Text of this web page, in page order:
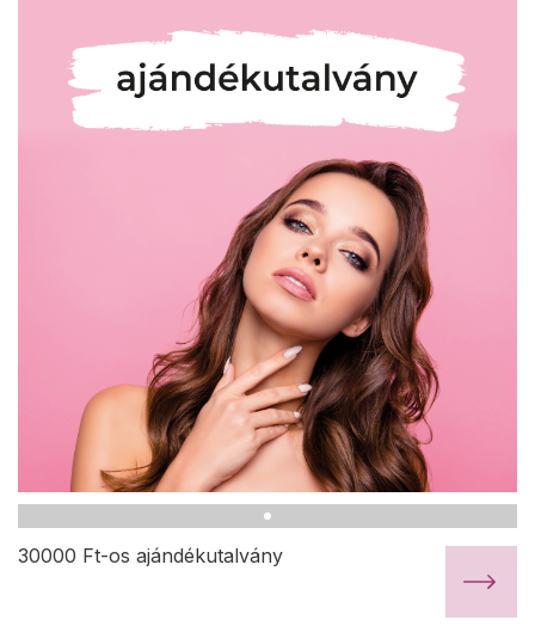
30000 Ft-os ajándékutalvány